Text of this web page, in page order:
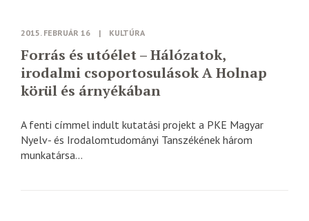
2015. FEBRUÁR 16 | KULTÚRA
Forrás és utóélet – Hálózatok,
irodalmi csoportosulások A Holnap
körül és árnyékában
A fenti címmel indult kutatási projekt a PKE Magyar
Nyelv- és Irodalomtudományi Tanszékének három
munkatársa...